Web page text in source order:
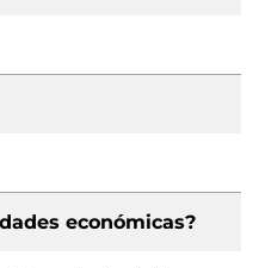
económicas?